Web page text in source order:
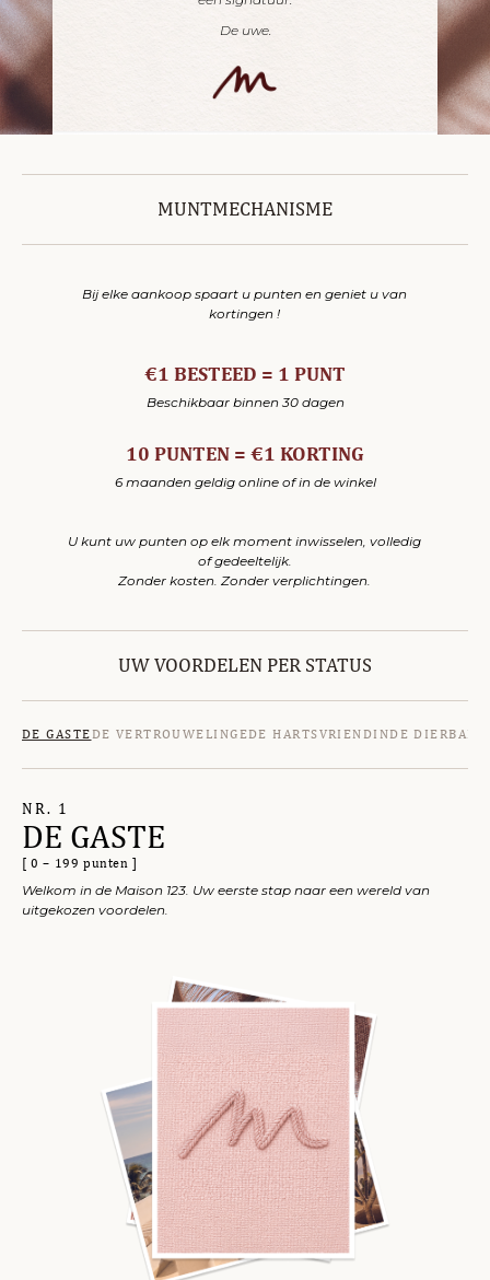
De uwe.
MUNTMECHANISME
Bij elke aankoop spaart u punten en geniet u van
kortingen !
€1 BESTEED = 1 PUNT
Beschikbaar binnen 30 dagen
10 PUNTEN = €1 KORTING
6 maanden geldig online of in de winkel
U kunt uw punten op elk moment inwisselen, volledig
of gedeeltelijk.
Zonder kosten. Zonder verplichtingen.
UW VOORDELEN PER STATUS
DE GASTEDE VERTROUWELINGEDE HARTSVRIENDINDE DIERBARE
NR. 1
DE GASTE
[ 0 – 199 punten ]
Welkom in de Maison 123. Uw eerste stap naar een wereld van
uitgekozen voordelen.